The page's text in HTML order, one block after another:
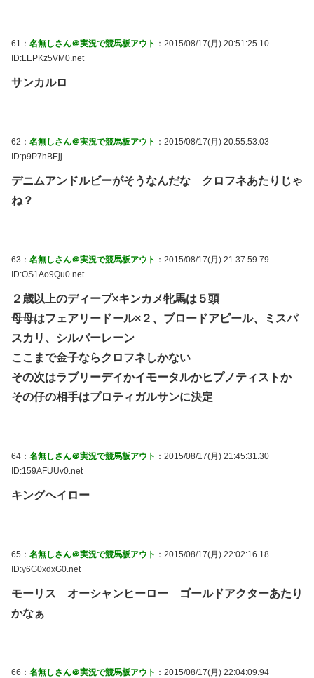
61： 名無しさん＠実況で競馬板アウト ：2015/08/17(月) 20:51:25.10
ID:LEPKz5VM0.net
サンカルロ
62： 名無しさん＠実況で競馬板アウト ：2015/08/17(月) 20:55:53.03
ID:p9P7hBEjj
デニムアンドルビーがそうなんだな クロフネあたりじゃ
ね？
63： 名無しさん＠実況で競馬板アウト ：2015/08/17(月) 21:37:59.79
ID:OS1Ao9Qu0.net
２歳以上のディープ×キンカメ牝馬は５頭
母母はフェアリードール×２、ブロードアピール、ミスパ
スカリ、シルバーレーン
ここまで金子ならクロフネしかない
その次はラブリーデイかイモータルかヒプノティストか
その仔の相手はプロティガルサンに決定
64： 名無しさん＠実況で競馬板アウト ：2015/08/17(月) 21:45:31.30
ID:159AFUUv0.net
キングヘイロー
65： 名無しさん＠実況で競馬板アウト ：2015/08/17(月) 22:02:16.18
ID:y6G0xdxG0.net
モーリス オーシャンヒーロー ゴールドアクターあたり
かなぁ
66： 名無しさん＠実況で競馬板アウト ：2015/08/17(月) 22:04:09.94